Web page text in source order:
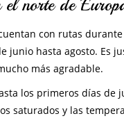
el norte de
con rutas
junio hasta agosto. Es
más agradable.
los primeros días de
saturados y las